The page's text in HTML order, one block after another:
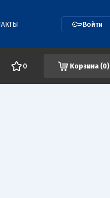
Войти
0 Корзина (0)